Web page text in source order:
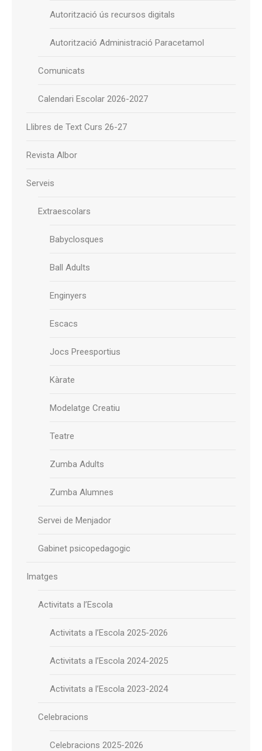
Autorització ús recursos digitals
Autorització Administració Paracetamol
Comunicats
Calendari Escolar 2026-2027
Llibres de Text Curs 26-27
Revista Albor
Serveis
Extraescolars
Babyclosques
Ball Adults
Enginyers
Escacs
Jocs Preesportius
Kàrate
Modelatge Creatiu
Teatre
Zumba Adults
Zumba Alumnes
Servei de Menjador
Gabinet psicopedagogic
Imatges
Activitats a l’Escola
Activitats a l’Escola 2025-2026
Activitats a l’Escola 2024-2025
Activitats a l’Escola 2023-2024
Celebracions
Celebracions 2025-2026